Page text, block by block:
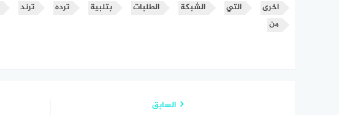
اخرى التي الشبكة الطلبات بتلبية ترده ترند
من
السابق